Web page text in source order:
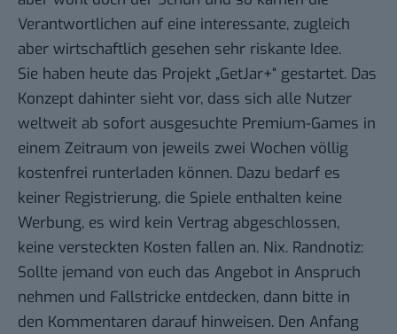
Verantwortlichen auf eine interessante, zugleich
aber wirtschaftlich gesehen sehr riskante Idee.
Sie haben heute das Projekt „GetJar+“ gestartet. Das
Konzept dahinter sieht vor, dass sich alle Nutzer
weltweit ab sofort ausgesuchte Premium-Games in
einem Zeitraum von jeweils zwei Wochen völlig
kostenfrei runterladen können. Dazu bedarf es
keiner Registrierung, die Spiele enthalten keine
Werbung, es wird kein Vertrag abgeschlossen,
keine versteckten Kosten fallen an. Nix. Randnotiz:
Sollte jemand von euch das Angebot in Anspruch
nehmen und Fallstricke entdecken, dann bitte in
den Kommentaren darauf hinweisen. Den Anfang